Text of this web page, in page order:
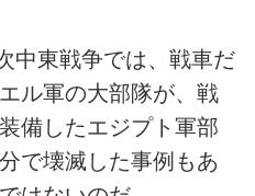
中東戦争では、戦車だ
ル軍の大部隊が、戦
備したエジプト軍部
で壊滅した事例もあ